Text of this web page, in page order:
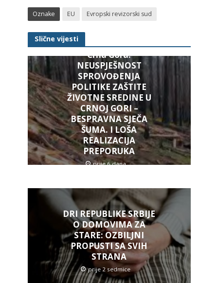
Oznake EU Evropski revizorski sud
Slične vijesti
Crna Gora:
NEUSPJEŠNOST
SPROVOĐENJA
POLITIKE ZAŠTITE
ŽIVOTNE SREDINE U
CRNOJ GORI –
BESPRAVNA SJEČA
ŠUMA. I LOŠA
REALIZACIJA
PREPORUKA
prije 6 dana
DRI REPUBLIKE SRBIJE
O DOMOVIMA ZA
STARE: OZBILJNI
PROPUSTI SA SVIH
STRANA
prije 2 sedmice